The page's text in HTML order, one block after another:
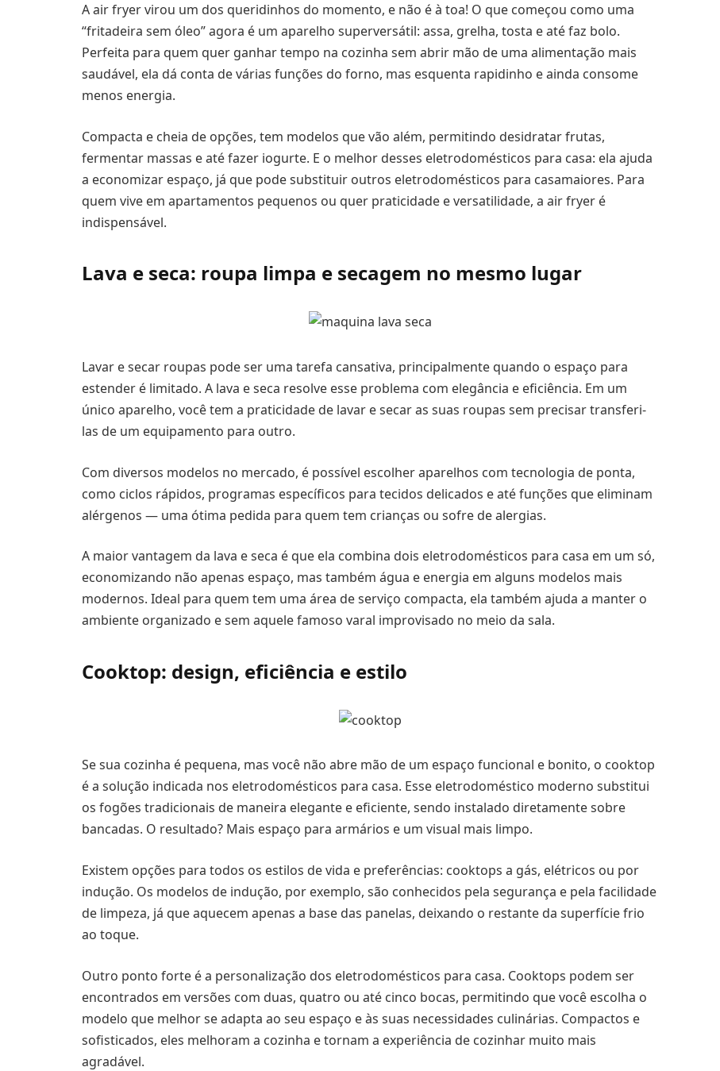
A air fryer virou um dos queridinhos do momento, e não é à toa! O que começou como uma
“fritadeira sem óleo” agora é um aparelho superversátil: assa, grelha, tosta e até faz bolo.
Perfeita para quem quer ganhar tempo na cozinha sem abrir mão de uma alimentação mais
saudável, ela dá conta de várias funções do forno, mas esquenta rapidinho e ainda consome
menos energia.
Compacta e cheia de opções, tem modelos que vão além, permitindo desidratar frutas,
fermentar massas e até fazer iogurte. E o melhor desses eletrodomésticos para casa: ela ajuda
a economizar espaço, já que pode substituir outros eletrodomésticos para casamaiores. Para
quem vive em apartamentos pequenos ou quer praticidade e versatilidade, a air fryer é
indispensável.
Lava e seca: roupa limpa e secagem no mesmo lugar
Lavar e secar roupas pode ser uma tarefa cansativa, principalmente quando o espaço para
estender é limitado. A lava e seca resolve esse problema com elegância e eficiência. Em um
único aparelho, você tem a praticidade de lavar e secar as suas roupas sem precisar transferi-
las de um equipamento para outro.
Com diversos modelos no mercado, é possível escolher aparelhos com tecnologia de ponta,
como ciclos rápidos, programas específicos para tecidos delicados e até funções que eliminam
alérgenos — uma ótima pedida para quem tem crianças ou sofre de alergias.
A maior vantagem da lava e seca é que ela combina dois eletrodomésticos para casa em um só,
economizando não apenas espaço, mas também água e energia em alguns modelos mais
modernos. Ideal para quem tem uma área de serviço compacta, ela também ajuda a manter o
ambiente organizado e sem aquele famoso varal improvisado no meio da sala.
Cooktop: design, eficiência e estilo
Se sua cozinha é pequena, mas você não abre mão de um espaço funcional e bonito, o cooktop
é a solução indicada nos eletrodomésticos para casa. Esse eletrodoméstico moderno substitui
os fogões tradicionais de maneira elegante e eficiente, sendo instalado diretamente sobre
bancadas. O resultado? Mais espaço para armários e um visual mais limpo.
Existem opções para todos os estilos de vida e preferências: cooktops a gás, elétricos ou por
indução. Os modelos de indução, por exemplo, são conhecidos pela segurança e pela facilidade
de limpeza, já que aquecem apenas a base das panelas, deixando o restante da superfície frio
ao toque.
Outro ponto forte é a personalização dos eletrodomésticos para casa. Cooktops podem ser
encontrados em versões com duas, quatro ou até cinco bocas, permitindo que você escolha o
modelo que melhor se adapta ao seu espaço e às suas necessidades culinárias. Compactos e
sofisticados, eles melhoram a cozinha e tornam a experiência de cozinhar muito mais
agradável.